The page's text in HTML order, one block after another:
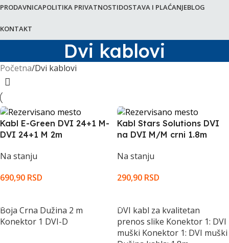
PRODAVNICAPOLITIKA PRIVATNOSTIDOSTAVA I PLAĆANJEBLOG
KONTAKT
Dvi kablovi
Početna Dvi kablovi
Kabl E-Green DVI 24+1 M-
DVI 24+1 M 2m
Na stanju
690,90 RSD
Boja Crna Dužina 2 m
Konektor 1 DVI-D
Kabl Stars Solutions DVI
na DVI M/M crni 1.8m
Na stanju
290,90 RSD
DVI kabl za kvalitetan
prenos slike Konektor 1: DVI
muški Konektor 1: DVI muški